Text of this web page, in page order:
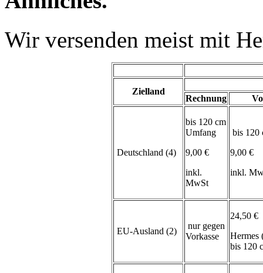
Wir versenden meist mit
Zielland
Rechnung
Deutschland (4)
bis 120 cm
Umfang
9,00 €
inkl.
MwSt
bis 120
9,00 €
inkl.
EU-Ausland (2)
nur gegen
Vorkasse
24,50 €
Hermes
bis 120